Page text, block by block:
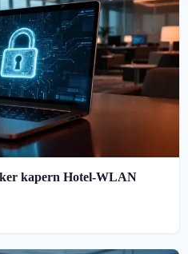
kapern Hotel-WLAN